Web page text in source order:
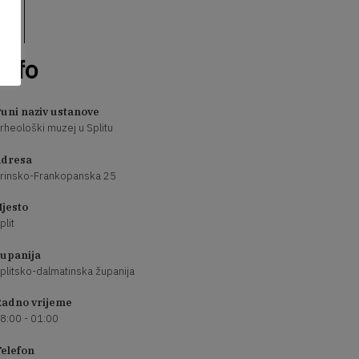
Info
naziv ustanove
muzej u Splitu
Frankopanska 25
dalmatinska županija
vrijeme
- 01:00